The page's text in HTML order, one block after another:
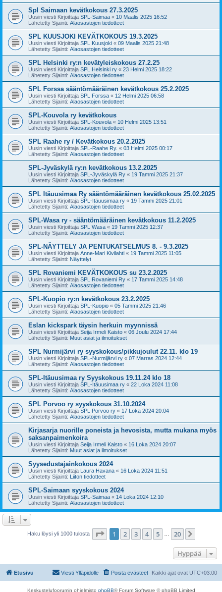
Spl Saimaan kevätkokous 27.3.2025
Uusin viesti Kirjoittaja SPL-Saimaa « 10 Maalis 2025 16:52
Lähetetty Sijainti: Alaosastojen tiedotteet
SPL KUUSJOKI KEVÄTKOKOUS 19.3.2025
Uusin viesti Kirjoittaja SPL Kuusjoki « 09 Maalis 2025 21:48
Lähetetty Sijainti: Alaosastojen tiedotteet
SPL Helsinki ry:n kevätyleiskokous 27.2.25
Uusin viesti Kirjoittaja SPL Helsinki ry « 23 Helmi 2025 18:22
Lähetetty Sijainti: Alaosastojen tiedotteet
SPL Forssa sääntömääräinen kevätkokous 25.2.2025
Uusin viesti Kirjoittaja SPL Forssa « 12 Helmi 2025 06:58
Lähetetty Sijainti: Alaosastojen tiedotteet
SPL-Kouvola ry kevätkokous
Uusin viesti Kirjoittaja SPL-Kouvola « 10 Helmi 2025 13:51
Lähetetty Sijainti: Alaosastojen tiedotteet
SPL Raahe ry / Kevätkokous 20.2.2025
Uusin viesti Kirjoittaja SPL-Raahe Ry. « 03 Helmi 2025 00:17
Lähetetty Sijainti: Alaosastojen tiedotteet
SPL-Jyväskylä ry:n kevätkokous 13.2.2025
Uusin viesti Kirjoittaja SPL-Jyväskylä Ry « 19 Tammi 2025 21:37
Lähetetty Sijainti: Alaosastojen tiedotteet
SPL Itäuusimaa Ry sääntömääräinen kevätkokous 25.02.2025
Uusin viesti Kirjoittaja SPL-Itäuusimaa ry « 19 Tammi 2025 21:01
Lähetetty Sijainti: Alaosastojen tiedotteet
SPL-Wasa ry - sääntömääräinen kevätkokous 11.2.2025
Uusin viesti Kirjoittaja SPL Wasa « 19 Tammi 2025 12:37
Lähetetty Sijainti: Alaosastojen tiedotteet
SPL-NÄYTTELY JA PENTUKATSELMUS 8. - 9.3.2025
Uusin viesti Kirjoittaja Anne-Mari Kivilahti « 19 Tammi 2025 11:05
Lähetetty Sijainti: Näyttelyt
SPL Rovaniemi KEVÄTKOKOUS su 23.2.2025
Uusin viesti Kirjoittaja SPL Rovaniemi Ry « 17 Tammi 2025 14:48
Lähetetty Sijainti: Alaosastojen tiedotteet
SPL-Kuopio ry:n kevätkokous 23.2.2025
Uusin viesti Kirjoittaja SPL-Kuopio « 05 Tammi 2025 21:46
Lähetetty Sijainti: Alaosastojen tiedotteet
Eslan kickspark täysin herkuin myynnissä
Uusin viesti Kirjoittaja Seija Irmeli Kaisto « 06 Joulu 2024 17:44
Lähetetty Sijainti: Muut asiat ja ilmoitukset
SPL Nurmijärvi ry syyskokous/pikkujoulut 22.11. klo 19
Uusin viesti Kirjoittaja SPL-Nurmijärvi ry « 07 Marras 2024 12:44
Lähetetty Sijainti: Alaosastojen tiedotteet
SPL-Itäuusimaa ry Syyskokous 19.11.24 klo 18
Uusin viesti Kirjoittaja SPL-Itäuusimaa ry « 22 Loka 2024 11:08
Lähetetty Sijainti: Alaosastojen tiedotteet
SPL Porvoo ry syyskokous 31.10.2024
Uusin viesti Kirjoittaja SPL Porvoo ry « 17 Loka 2024 20:04
Lähetetty Sijainti: Alaosastojen tiedotteet
Kirjasarja nuorille poneista ja hevosista, mutta mukana myös
saksanpaimenkoira
Uusin viesti Kirjoittaja Seija Irmeli Kaisto « 16 Loka 2024 20:07
Lähetetty Sijainti: Muut asiat ja ilmoitukset
Syysedustajainkokous 2024
Uusin viesti Kirjoittaja Laura Havana « 16 Loka 2024 11:51
Lähetetty Sijainti: Liiton tiedotteet
SPL-Saimaan syyskokous 2024
Uusin viesti Kirjoittaja SPL-Saimaa « 14 Loka 2024 12:10
Lähetetty Sijainti: Alaosastojen tiedotteet
Haku löysi yli 1000 tulosta Sivu /20
1 2 3 4 5 20
Hyppää
Etusivu Kaikki ajat ovat UTC+03:00
Poista evästeet
Viesti Ylläpidolle
Keskustelufoorumin ohjelmisto phpBB® Forum Software © phpBB Limited